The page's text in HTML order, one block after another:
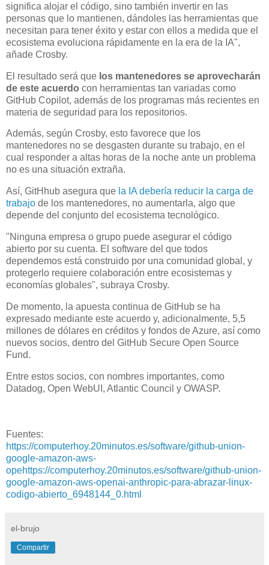
significa alojar el código, sino también invertir en las
personas que lo mantienen, dándoles las herramientas que
necesitan para tener éxito y estar con ellos a medida que el
ecosistema evoluciona rápidamente en la era de la IA",
añade Crosby.
El resultado será que los mantenedores se aprovecharán
de este acuerdo con herramientas tan variadas como
GitHub Copilot, además de los programas más recientes en
materia de seguridad para los repositorios.
Además, según Crosby, esto favorece que los
mantenedores no se desgasten durante su trabajo, en el
cual responder a altas horas de la noche ante un problema
no es una situación extraña.
Así, GitHhub asegura que la IA debería reducir la carga de
trabajo de los mantenedores, no aumentarla, algo que
depende del conjunto del ecosistema tecnológico.
"Ninguna empresa o grupo puede asegurar el código
abierto por su cuenta. El software del que todos
dependemos está construido por una comunidad global, y
protegerlo requiere colaboración entre ecosistemas y
economías globales", subraya Crosby.
De momento, la apuesta continua de GitHub se ha
expresado mediante este acuerdo y, adicionalmente, 5,5
millones de dólares en créditos y fondos de Azure, así como
nuevos socios, dentro del GitHub Secure Open Source
Fund.
Entre estos socios, con nombres importantes, como
Datadog, Open WebUI, Atlantic Council y OWASP.
Fuentes:
https://computerhoy.20minutos.es/software/github-union-
google-amazon-aws-
opehttps://computerhoy.20minutos.es/software/github-union-
google-amazon-aws-openai-anthropic-para-abrazar-linux-
codigo-abierto_6948144_0.html
el-brujo
Compartir